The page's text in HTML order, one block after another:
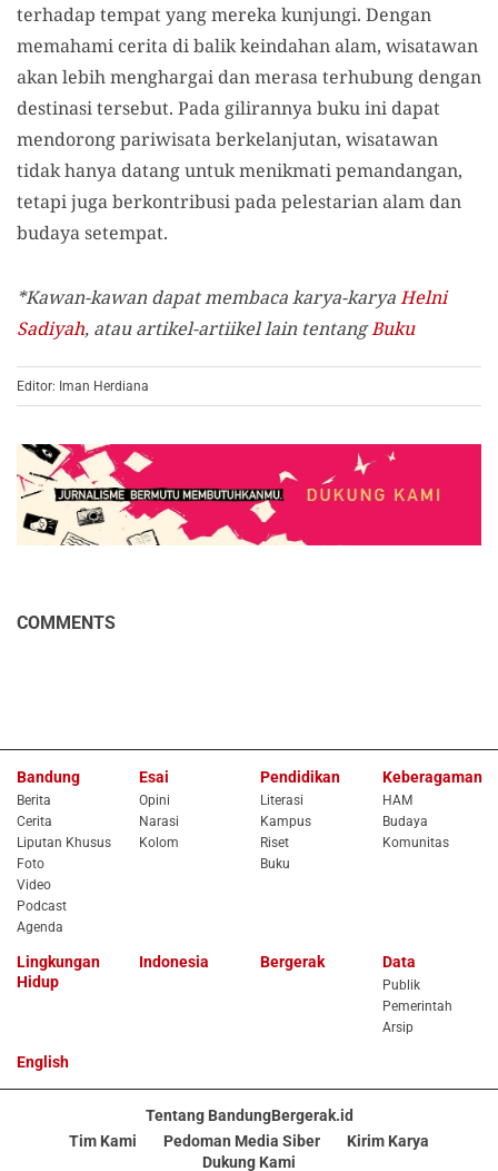
terhadap tempat yang mereka kunjungi. Dengan
memahami cerita di balik keindahan alam, wisatawan
akan lebih menghargai dan merasa terhubung dengan
destinasi tersebut. Pada gilirannya buku ini dapat
mendorong pariwisata berkelanjutan, wisatawan
tidak hanya datang untuk menikmati pemandangan,
tetapi juga berkontribusi pada pelestarian alam dan
budaya setempat.
*Kawan-kawan dapat membaca karya-karyaHelni
Sadiyah, atau artikel-artiikel lain tentangBuku
Editor: Iman Herdiana
COMMENTS
Bandung
Berita
Cerita
Liputan Khusus
Foto
Video
Podcast
Agenda
Esai
Opini
Narasi
Kolom
Pendidikan
Literasi
Kampus
Riset
Buku
Keberagaman
HAM
Budaya
Komunitas
Lingkungan
Hidup
Indonesia Bergerak Data
Publik
Pemerintah
Arsip
English
Tentang BandungBergerak.id
Tim Kami
Pedoman Media Siber
Kirim Karya
Dukung Kami